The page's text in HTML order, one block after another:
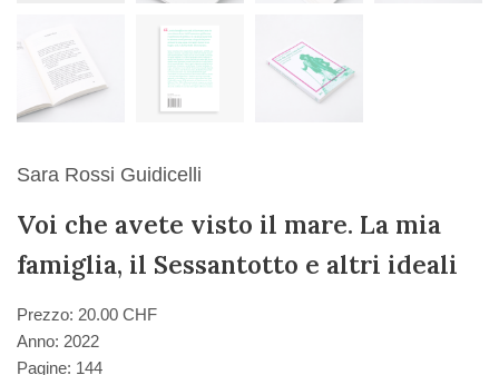
Sara Rossi Guidicelli
Voi che avete visto il mare. La mia
famiglia, il Sessantotto e altri ideali
Prezzo: 20.00 CHF
Anno: 2022
Pagine: 144